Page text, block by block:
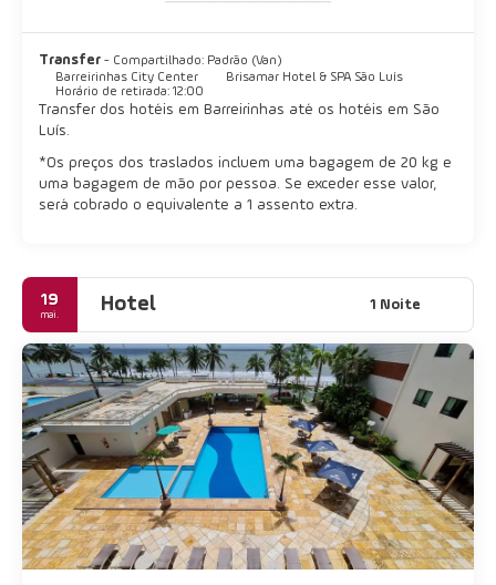
Transfer - Compartilhado: Padrão (Van)
Barreirinhas City Center
Brisamar Hotel & SPA São Luís
Horário de retirada: 12:00
Transfer dos hotéis em Barreirinhas até os hotéis em São
Luís.
*Os preços dos traslados incluem uma bagagem de 20 kg e
uma bagagem de mão por pessoa. Se exceder esse valor,
será cobrado o equivalente a 1 assento extra.
19
mai. Hotel 1 Noite